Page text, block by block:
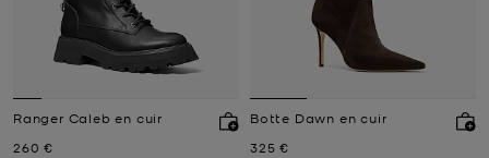
Ranger Caleb en cuir
Prix actuel
260 €
Botte Dawn en cuir
Prix actuel
325 €